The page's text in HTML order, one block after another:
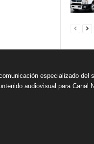
especializado del
audiovisual para Canal